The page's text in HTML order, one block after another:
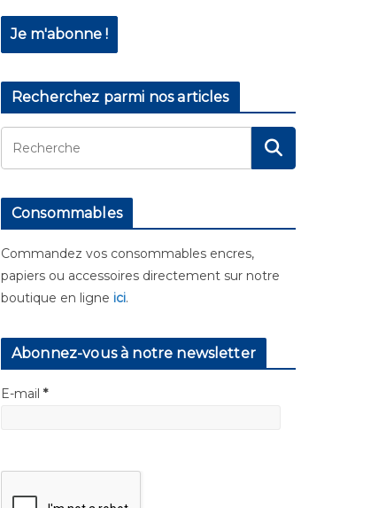
Recherchez parmi nos articles
Consommables
Commandez vos consommables encres,
papiers ou accessoires directement sur notre
boutique en ligne ici.
Abonnez-vous à notre newsletter
E-mail *